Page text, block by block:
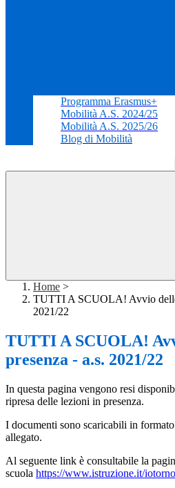
Programma Erasmus+
Mobilità A.S. 2024/25
Mobilità A.S. 2025/26
Blog di Mobilità
Home >
TUTTI A SCUOLA! Avvio
2021/22
TUTTI A SCUOLA!
presenza - a.s. 2021/22
In questa pagina vengono resi
ripresa delle lezioni in presenza.
I documenti sono scaricabili in
allegato.
Al seguente link è consultabile la
scuola https://www.istruzione.it/